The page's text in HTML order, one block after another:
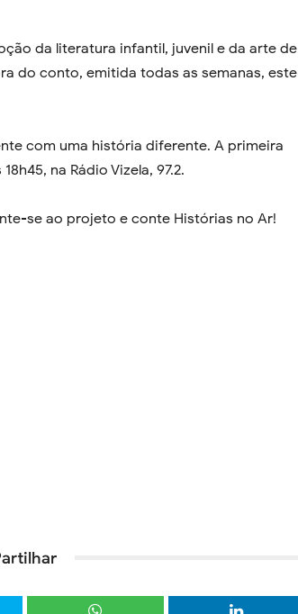
da literatura infantil, juvenil e da arte de
do conto, emitida todas as semanas, este
com uma história diferente. A primeira
na Rádio Vizela, 97.2.
se ao projeto e conte Histórias no Ar!